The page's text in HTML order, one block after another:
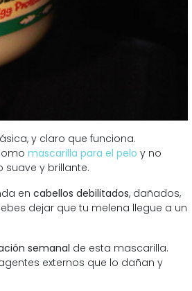
y claro que funciona.
mascarilla para el pelo y no
y brillante.
en cabellos debilitados, dañados,
dejar que tu melena llegue a un
semanal de esta mascarilla.
externos que lo dañan y